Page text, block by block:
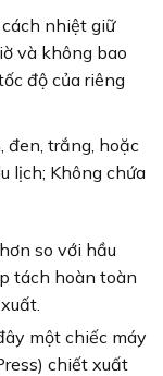
nhiệt giữ
và không bao
độ của riêng
đen, trắng, hoặc
lịch; Không chứa
so với hầu
tách hoàn toàn
một chiếc máy
chiết xuất